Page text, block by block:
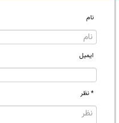
نام
ایمیل
* نظر